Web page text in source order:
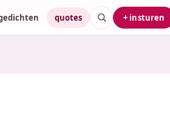
quotes + insturen